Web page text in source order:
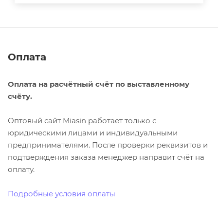
Оплата
Оплата на расчётный счёт по выставленному
счёту.
Оптовый сайт Miasin работает только с
юридическими лицами и индивидуальными
предпринимателями. После проверки реквизитов и
подтверждения заказа менеджер направит счёт на
оплату.
Подробные условия оплаты